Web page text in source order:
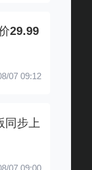
29.99
07 09:12
同步上
07 09:00